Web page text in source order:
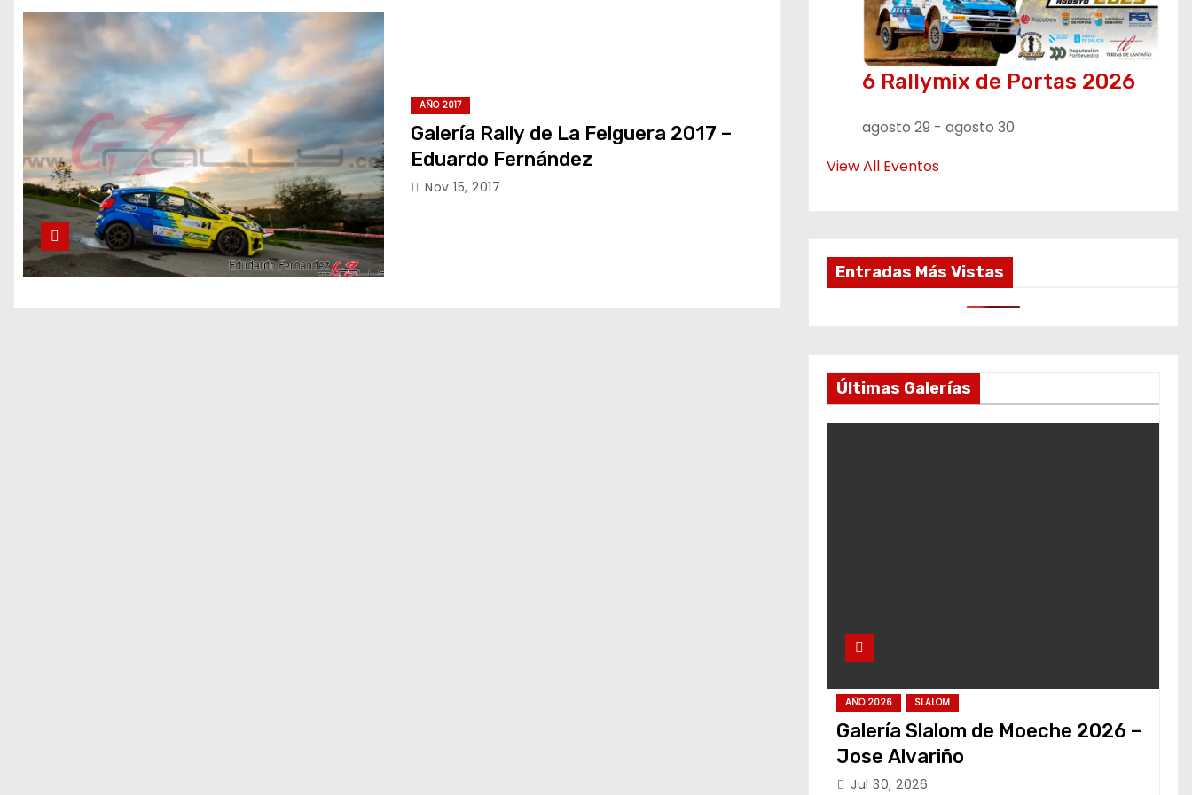
AÑO 2017
Galería Rally de La Felguera 2017 –
Eduardo Fernández
Nov 15, 2017
6 Rallymix de Portas 2026
agosto 29 - agosto 30
View All Eventos
Entradas Más Vistas
Últimas Galerías
AÑO 2026 SLALOM
Galería Slalom de Moeche 2026 –
Jose Alvariño
Jul 30, 2026